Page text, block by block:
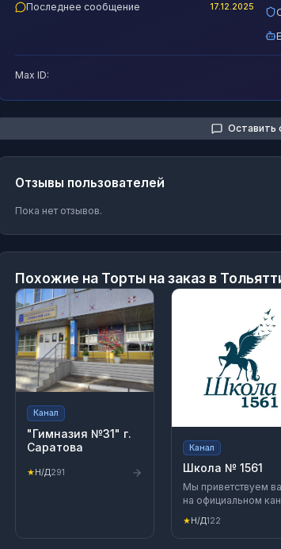
Последнее сообщение
17.12.2025
Max ID:
Оставить
Отзывы пользователей
Пока нет отзывов.
Похожие на Торты на заказ в
Канал
"Гимназия №31" г.
Саратова
★ Н/Д291
Канал
Школа № 1561
Мы приветствуем
на официальном
ГБОУ Школа № 1561!
Здесь только свежая
информация о
★Н/Д122